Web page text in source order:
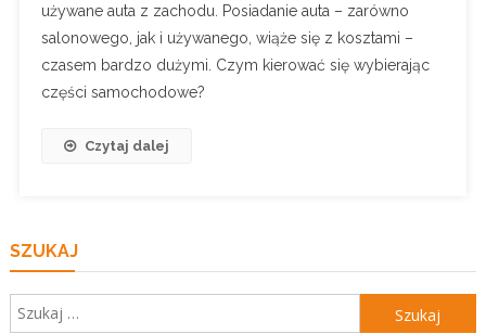
używane auta z zachodu. Posiadanie auta – zarówno
salonowego, jak i używanego, wiąże się z kosztami –
czasem bardzo dużymi. Czym kierować się wybierając
części samochodowe?
Czytaj dalej
SZUKAJ